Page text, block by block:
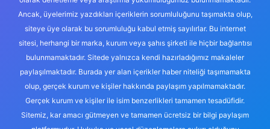
Ancak, üyelerimiz yazdıkları içeriklerin sorumluluğunu taşımakta olup,
siteye üye olarak bu sorumluluğu kabul etmiş sayılırlar. Bu internet
sitesi, herhangi bir marka, kurum veya şahıs şirketi ile hiçbir bağlantısı
bulunmamaktadır. Sitede yalnızca kendi hazırladığımız makaleler
paylaşılmaktadır. Burada yer alan içerikler haber niteliği taşımamakta
olup, gerçek kurum ve kişiler hakkında paylaşım yapılmamaktadır.
Gerçek kurum ve kişiler ile isim benzerlikleri tamamen tesadüfidir.
Sitemiz, kar amacı gütmeyen ve tamamen ücretsiz bir bilgi paylaşım